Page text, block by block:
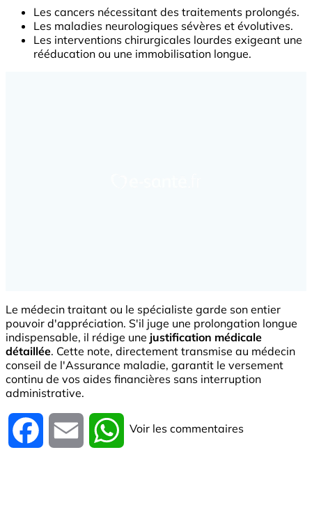
Les cancers nécessitant des traitements prolongés.
Les maladies neurologiques sévères et évolutives.
Les interventions chirurgicales lourdes exigeant une
rééducation ou une immobilisation longue.
Le médecin traitant ou le spécialiste garde son entier
pouvoir d'appréciation. S'il juge une prolongation longue
indispensable, il rédige une justification médicale
détaillée. Cette note, directement transmise au médecin
conseil de l'Assurance maladie, garantit le versement
continu de vos aides financières sans interruption
administrative.
Facebook Email WhatsApp
Voir les commentaires